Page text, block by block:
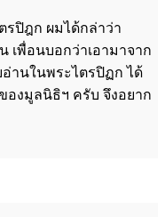
รปิฎก ผมได้กล่าว่า
เพื่อนบอกว่าเอามาจาก
านในพระไตรปิฏก ได้
องมูลนิธิฯ ครับ จึงอยาก